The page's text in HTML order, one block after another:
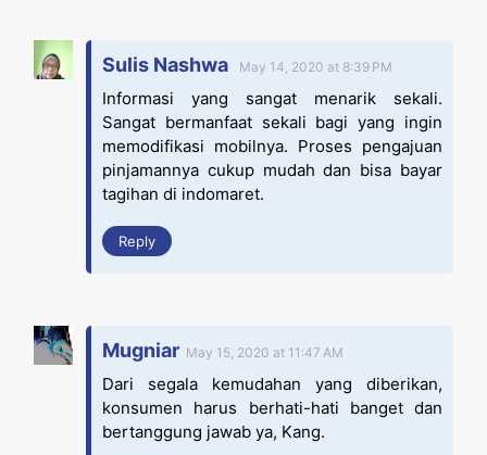
Sulis Nashwa May 14, 2020 at 8:39 PM
Informasi yang sangat menarik sekali.
Sangat bermanfaat sekali bagi yang ingin
memodifikasi mobilnya. Proses pengajuan
pinjamannya cukup mudah dan bisa bayar
tagihan di indomaret.
Reply
Mugniar May 15, 2020 at 11:47 AM
Dari segala kemudahan yang diberikan,
konsumen harus berhati-hati banget dan
bertanggung jawab ya, Kang.